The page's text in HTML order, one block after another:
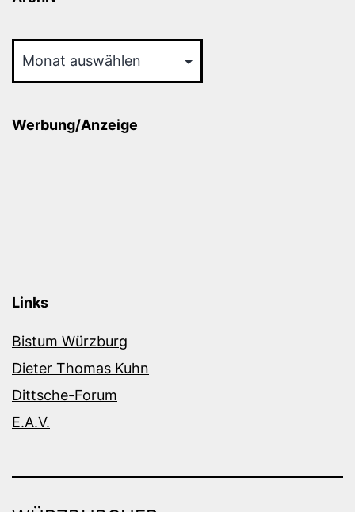
Werbung/Anzeige
Links
Bistum Würzburg
Dieter Thomas Kuhn
Dittsche-Forum
E.A.V.